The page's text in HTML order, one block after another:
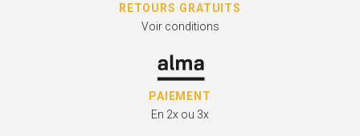
RETOURS GRATUITS
Voir conditions
PAIEMENT
En 2x ou 3x